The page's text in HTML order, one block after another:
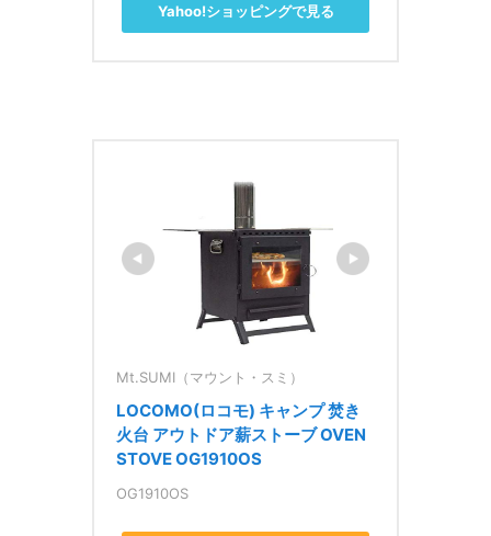
Yahoo!ショッピングで見る
Mt.SUMI（マウント・スミ）
LOCOMO(ロコモ) キャンプ 焚き
火台 アウトドア薪ストーブ OVEN
STOVE OG1910OS
OG1910OS